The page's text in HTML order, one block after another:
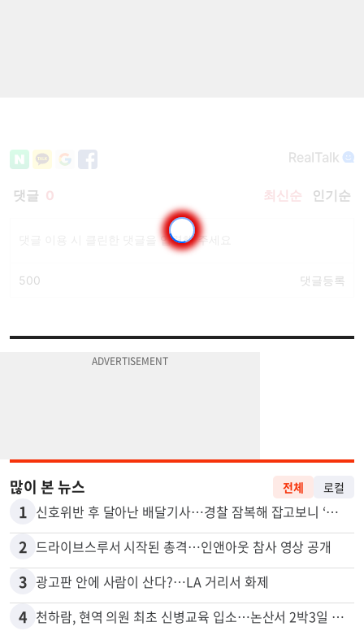
많이 본 뉴스 전체 로컬
1 신호위반 후 달아난 배달기사…경찰 잠복해 잡고보니 ‘반전’
2 드라이브스루서 시작된 총격…인앤아웃 참사 영상 공개
3 광고판 안에 사람이 산다?…LA 거리서 화제
4 천하람, 현역 의원 최초 신병교육 입소…논산서 2박3일 생활